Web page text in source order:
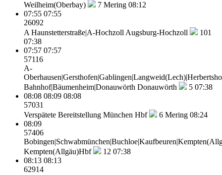
Weilheim(Oberbay)
7 Mering 08:12
07:55 07:55
26092
A Haunstetterstraße|A-Hochzoll Augsburg-Hochzoll
101
07:38
07:57 07:57
57116
A-
Bahnhof|Bäumenheim|Donauwörth Donauwörth 5 07:38
08:08 08:09 08:08
57031
Verspätete Bereitstellung München Hbf 6 Mering 08:24
08:09
57406
Kempten(Allgäu)Hbf
12 07:38
08:13 08:13
62914